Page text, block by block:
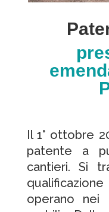
Il 1° ottobre
patente a
cantieri. Si
operano nei